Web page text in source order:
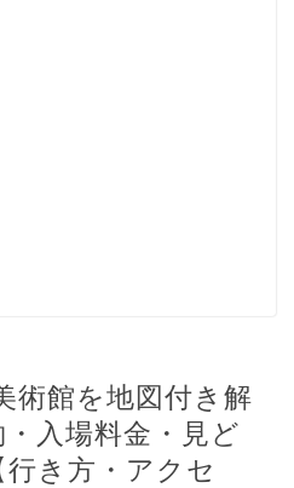
術館を地図付き解
入場料金・見ど
き方・アクセ